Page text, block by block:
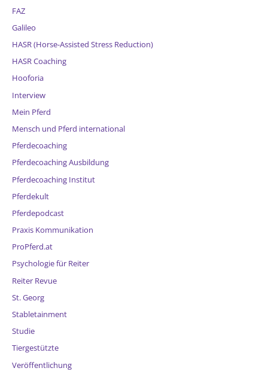
FAZ
Galileo
HASR (Horse-Assisted Stress Reduction)
HASR Coaching
Hooforia
Interview
Mein Pferd
Mensch und Pferd international
Pferdecoaching
Pferdecoaching Ausbildung
Pferdecoaching Institut
Pferdekult
Pferdepodcast
Praxis Kommunikation
ProPferd.at
Psychologie für Reiter
Reiter Revue
St. Georg
Stabletainment
Studie
Tiergestützte
Veröffentlichung